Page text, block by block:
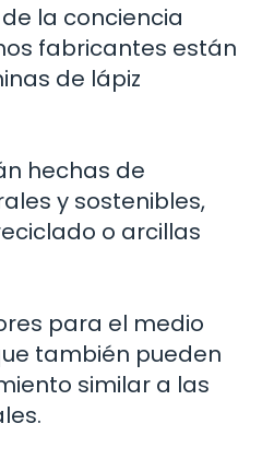
la conciencia
fabricantes están
de lápiz
hechas de
y sostenibles,
o arcillas
para el medio
también pueden
similar a las